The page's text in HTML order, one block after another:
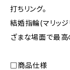
打ちリング。
結婚指輪(マリッジ
ざまな場面で最高
□商品仕様